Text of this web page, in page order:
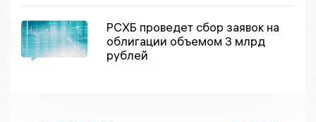
РСХБ проведет сбор заявок на
облигации объемом 3 млрд
рублей